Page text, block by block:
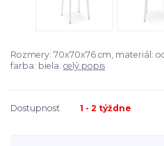
Rozmery: 70x70x76 cm, materiál:
farba: biela. celý popis
Dostupnosť 1 - 2 týždne